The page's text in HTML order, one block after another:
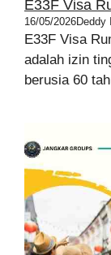
E33F Visa
16/05/2026Deddy
E33F Visa
adalah izin
berusia 60